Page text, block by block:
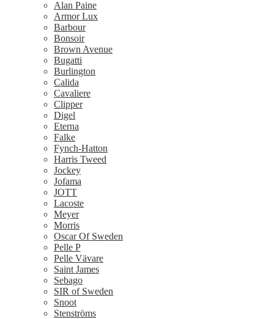
Alan Paine
Armor Lux
Barbour
Bonsoir
Brown Avenue
Bugatti
Burlington
Calida
Cavaliere
Clipper
Digel
Eterna
Falke
Fynch-Hatton
Harris Tweed
Jockey
Jofama
JOTT
Lacoste
Meyer
Morris
Oscar Of Sweden
Pelle P
Pelle Vävare
Saint James
Sebago
SIR of Sweden
Snoot
Stenströms